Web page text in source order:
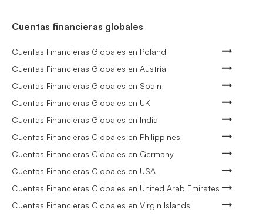
Cuentas financieras globales
Cuentas Financieras Globales en Poland
Cuentas Financieras Globales en Austria
Cuentas Financieras Globales en Spain
Cuentas Financieras Globales en UK
Cuentas Financieras Globales en India
Cuentas Financieras Globales en Philippines
Cuentas Financieras Globales en Germany
Cuentas Financieras Globales en USA
Cuentas Financieras Globales en United Arab Emirates
Cuentas Financieras Globales en Virgin Islands